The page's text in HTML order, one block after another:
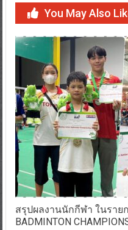
You May Also
สรุปผลงานนักกีฬา ในราย
BADMINTON